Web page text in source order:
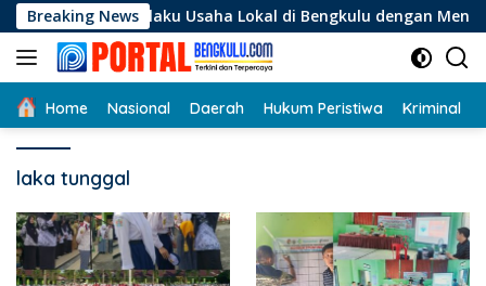
Langsung
ke
konten
Breaking News
Pelaku Usaha Lokal di Bengkulu dengan Meningkatkan
Home Nasional Daerah Hukum Peristiwa Kriminal
laka tunggal